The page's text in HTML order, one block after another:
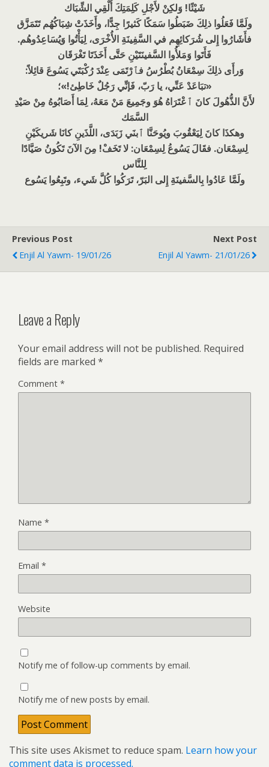
شَيْئًا! وَلكِنْ لأَجْلِ كَلِمَتِكَ أُلْقِي الشِّبَاك
ولَمَّا فَعَلُوا ذلِكَ ضَبَطُوا سَمَكًا كَثيرًا جِدًّا، وأَخَذَتْ شِبَاكُهُم تَتَمَزَّق
فأَشَارُوا إِلى شُرَكائِهِم في السَّفِينَةِ الأُخْرَى، لِيَأْتُوا وَيُسَاعِدُوهُم.
فَأَتَوا وَمَلأُوا السَّفينَتَيْنِ حَتَّى أَخَذَتَا تَغْرَقَان
وَرأَى ذلِكَ سِمْعَانُ بُطْرُسُ فٱرْتَمَى عِنْدَ رُكْبَتَي يَسُوعَ قائِلاً:
«تبَاعَدْ عَنِّي، يا رَبّ، فَإنِّي رَجُلٌ خَاطِئ!»؛
لأَنَّ الذُّهُولَ كانَ ٱعْتَرَاهُ هُوَ وجَمِيعَ مَنْ مَعَهُ، لِمَا أَصَابُوهُ مِنْ صَيْدِ
السَّمَك
وهكذَا كانَ لِيَعْقُوبَ ويُوحَنَّا ٱبنَي زَبَدَى، اللَّذَينِ كانَا شَريكَيْنِ
لِسِمْعَان. فقَالَ يَسُوعُ لِسِمْعَان: لا تَخَفْ! مِنَ الآنَ تَكُونُ صَيَّادًا
لِلنَّاس
ولَمَّا عَادُوا بِالسَّفينَةِ إِلى البَرّ، تَرَكُوا كُلَّ شَيء، وتَبِعُوا يَسُوع
Previous Post
Enjil Al Yawm- 19/01/26
Next Post
Enjil Al Yawm- 21/01/26
Leave a Reply
Your email address will not be published. Required
fields are marked *
Comment *
Name *
Email *
Website
Notify me of follow-up comments by email.
Notify me of new posts by email.
This site uses Akismet to reduce spam. Learn how your
comment data is processed.